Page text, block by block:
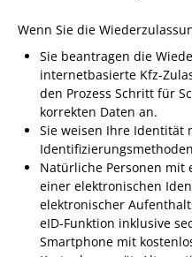
Wenn Sie die
Sie beantragen die
internetbasierte Kfz-
den Prozess Schritt für
korrekten Daten an.
Sie weisen Ihre Identität
Natürliche Personen mit
einer elektronischen
elektronischer
eID-Funktion inklusive
Smartphone mit